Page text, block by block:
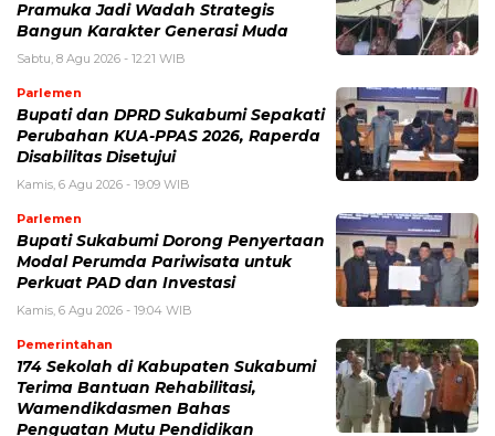
Pramuka Jadi Wadah Strategis
Bangun Karakter Generasi Muda
Sabtu, 8 Agu 2026 - 12:21 WIB
Parlemen
Bupati dan DPRD Sukabumi Sepakati
Perubahan KUA-PPAS 2026, Raperda
Disabilitas Disetujui
Kamis, 6 Agu 2026 - 19:09 WIB
Parlemen
Bupati Sukabumi Dorong Penyertaan
Modal Perumda Pariwisata untuk
Perkuat PAD dan Investasi
Kamis, 6 Agu 2026 - 19:04 WIB
Pemerintahan
174 Sekolah di Kabupaten Sukabumi
Terima Bantuan Rehabilitasi,
Wamendikdasmen Bahas
Penguatan Mutu Pendidikan